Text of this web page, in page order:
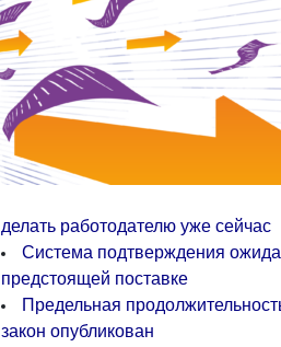
делать работодателю уже сейчас
Система подтверждения
предстоящей поставке
Предельная
закон опубликован